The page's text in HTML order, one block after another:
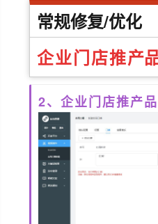
常规修复/优化
企业门店推产
2、企业门店推产